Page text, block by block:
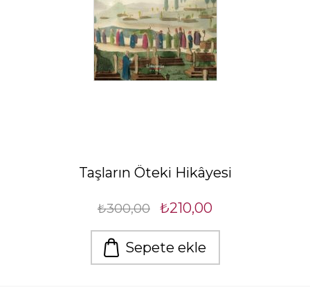
Taşların Öteki Hikâyesi
₺300,00 ₺210,00
Sepete ekle